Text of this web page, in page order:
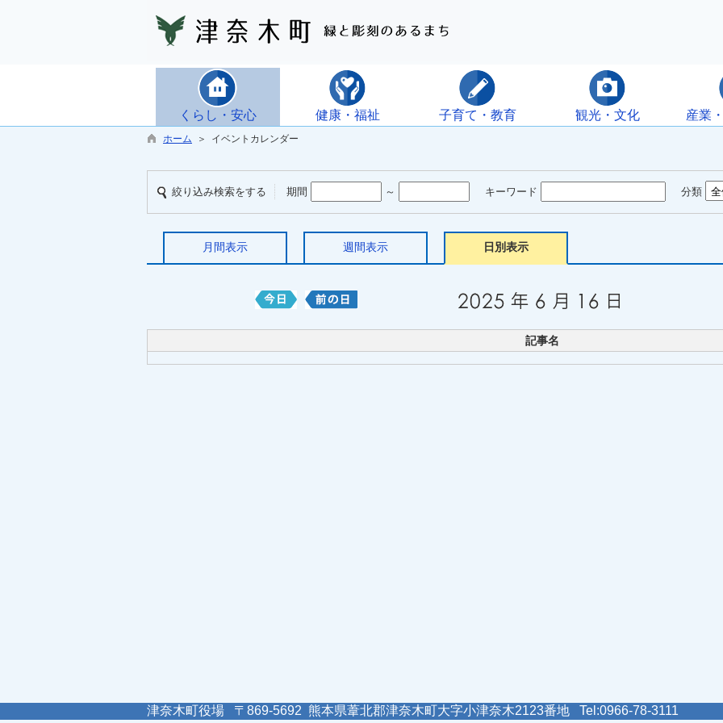
くらし・安心 健康・福祉 子育て・教育 観光・文化 産業
ホーム ＞ イベントカレンダー
絞り込み検索をする 期間 ～ キーワード 分類
月間表示 週間表示 日別表示
記事名
津奈木町役場 〒869-5692 熊本県葦北郡津奈木町大字小津奈木2123番地 Tel:0966-78-3111